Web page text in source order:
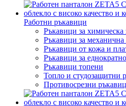
Работни ръкавици
Ръкавици за химическа
Ръкавици за механична
Ръкавици от кожа и
Ръкавици за
Ръкавици топени
Топло и студозащитни
Противосрезни